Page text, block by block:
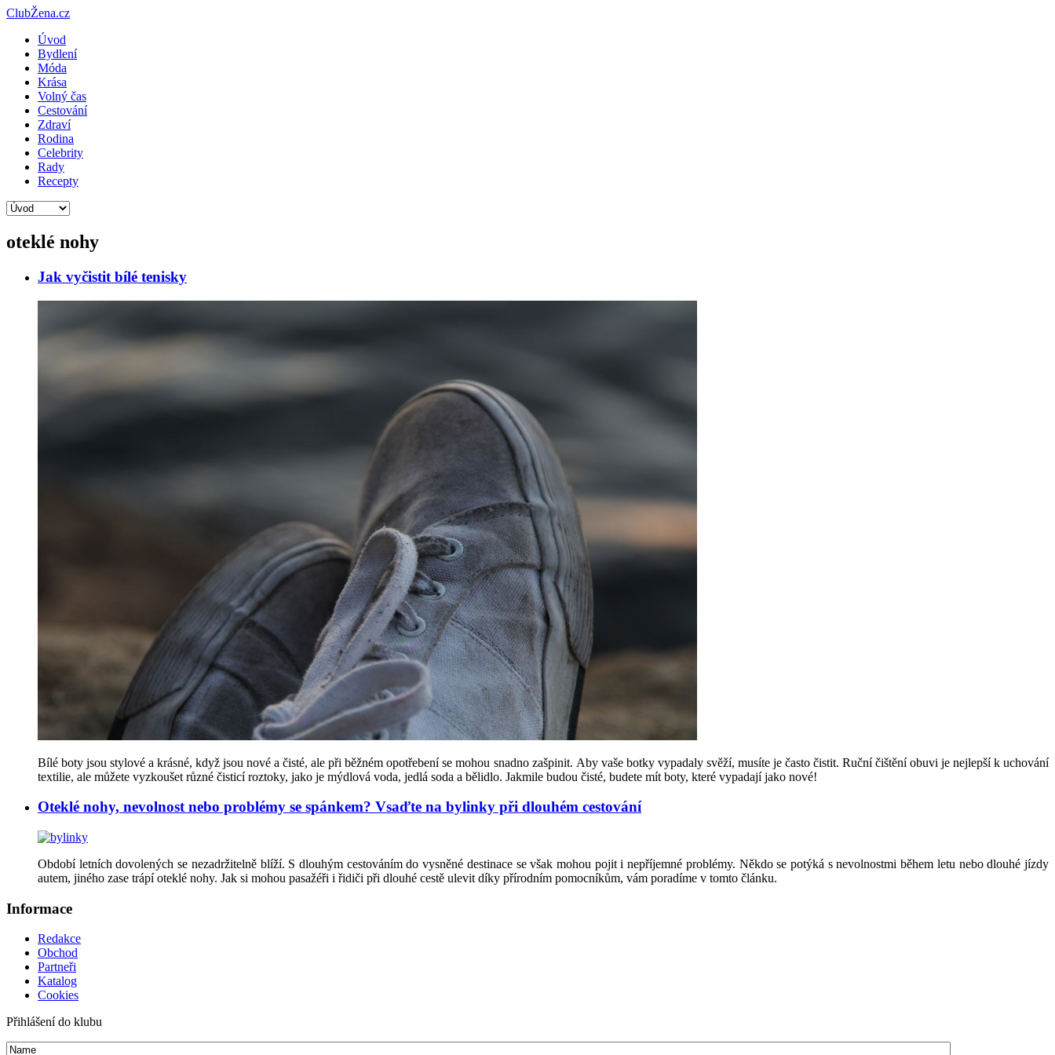
ClubŽena.cz
Úvod
Bydlení
Móda
Krása
Volný čas
Cestování
Zdraví
Rodina
Celebrity
Rady
Recepty
oteklé nohy
Jak vyčistit bílé tenisky
Bílé boty jsou stylové a krásné, když jsou nové a čisté, ale při běžném opotřebení se mohou snadno zašpinit. Aby vaše botky vypadaly svěží, musíte je často čistit. Ruční čištění obuvi je nejlepší k uchování
textilie, ale můžete vyzkoušet různé čisticí roztoky, jako je mýdlová voda, jedlá soda a bělidlo. Jakmile budou čisté, budete mít boty, které vypadají jako nové!
Oteklé nohy, nevolnost nebo problémy se spánkem? Vsaďte na bylinky při dlouhém cestování
Období letních dovolených se nezadržitelně blíží. S dlouhým cestováním do vysněné destinace se však mohou pojit i nepříjemné problémy. Někdo se potýká s nevolnostmi během letu nebo dlouhé jízdy
autem, jiného zase trápí oteklé nohy. Jak si mohou pasažéři i řidiči při dlouhé cestě ulevit díky přírodním pomocníkům, vám poradíme v tomto článku.
Informace
Redakce
Obchod
Partneři
Katalog
Cookies
Přihlášení do klubu